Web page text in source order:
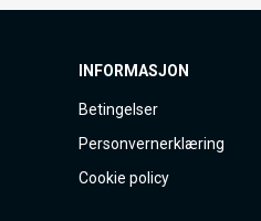
INFORMASJON
Betingelser
Personvernerklæring
Cookie policy